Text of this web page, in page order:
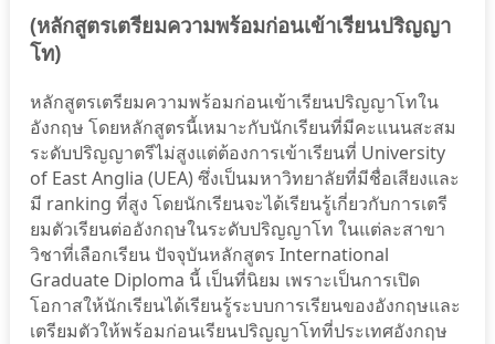
(หลักสูตรเตรียมความพร้อมก่อนเข้าเรียนปริญญา
โท)
หลักสูตรเตรียมความพร้อมก่อนเข้าเรียนปริญญาโทใน
อังกฤษ โดยหลักสูตรนี้เหมาะกับนักเรียนที่มีคะแนนสะสม
ระดับปริญญาตรีไม่สูงแต่ต้องการเข้าเรียนที่ University
of East Anglia (UEA) ซึ่งเป็นมหาวิทยาลัยที่มีชื่อเสียงและ
มี ranking ที่สูง โดยนักเรียนจะได้เรียนรู้เกี่ยวกับการเตรี
ยมตัวเรียนต่ออังกฤษในระดับปริญญาโท ในแต่ละสาขา
วิชาที่เลือกเรียน ปัจจุบันหลักสูตร International
Graduate Diploma นี้ เป็นที่นิยม เพราะเป็นการเปิด
โอกาสให้นักเรียนได้เรียนรู้ระบบการเรียนของอังกฤษและ
เตรียมตัวให้พร้อมก่อนเรียนปริญญาโทที่ประเทศอังกฤษ